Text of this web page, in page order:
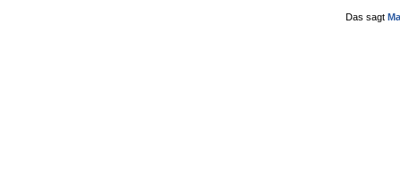
Das sagt